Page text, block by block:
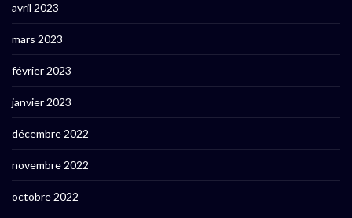
avril 2023
mars 2023
février 2023
janvier 2023
décembre 2022
novembre 2022
octobre 2022